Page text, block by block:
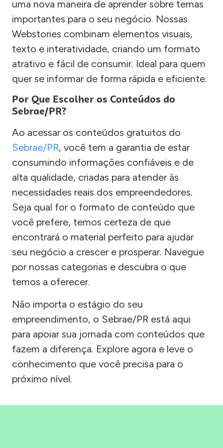
uma nova maneira de aprender sobre temas
importantes para o seu negócio. Nossas
Webstories combinam elementos visuais,
texto e interatividade, criando um formato
atrativo e fácil de consumir. Ideal para quem
quer se informar de forma rápida e eficiente.
Por Que Escolher os Conteúdos do
Sebrae/PR?
Ao acessar os conteúdos gratuitos do
Sebrae/PR, você tem a garantia de estar
consumindo informações confiáveis e de
alta qualidade, criadas para atender às
necessidades reais dos empreendedores.
Seja qual for o formato de conteúdo que
você prefere, temos certeza de que
encontrará o material perfeito para ajudar
seu negócio a crescer e prosperar. Navegue
por nossas categorias e descubra o que
temos a oferecer.
Não importa o estágio do seu
empreendimento, o Sebrae/PR está aqui
para apoiar sua jornada com conteúdos que
fazem a diferença. Explore agora e leve o
conhecimento que você precisa para o
próximo nível.